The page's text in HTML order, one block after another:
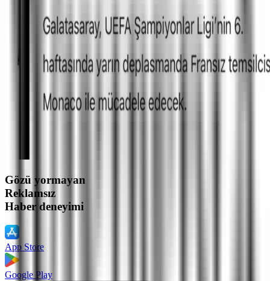
Gözü yormayan
Reklamsız
Haber deneyimi
App Store
Google Play